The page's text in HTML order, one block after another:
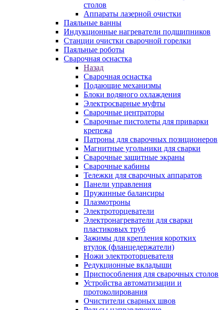
столов
Аппараты лазерной очистки
Паяльные ванны
Индукционные нагреватели подшипников
Станции очистки сварочной горелки
Паяльные роботы
Сварочная оснастка
Назад
Сварочная оснастка
Подающие механизмы
Блоки водяного охлаждения
Электросварные муфты
Сварочные центраторы
Сварочные пистолеты для приварки
крепежа
Патроны для сварочных позиционеров
Магнитные угольники для сварки
Сварочные защитные экраны
Сварочные кабины
Тележки для сварочных аппаратов
Панели управления
Пружинные балансиры
Плазмотроны
Электроторцеватели
Электронагреватели для сварки
пластиковых труб
Зажимы для крепления коротких
втулок (фланцедержатели)
Ножи электроторцевателя
Редукционные вкладыши
Приспособления для сварочных столов
Устройства автоматизации и
протоколирования
Очистители сварных швов